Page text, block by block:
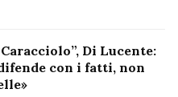
Di Lucente:
con i fatti, non